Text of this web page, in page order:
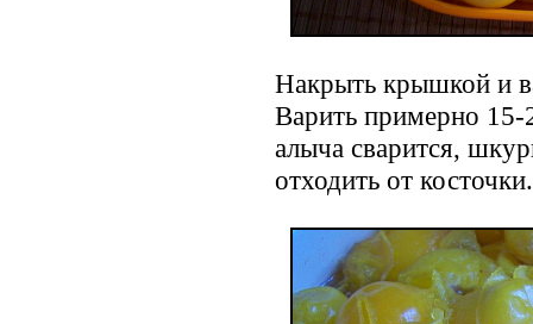
Накрыть крышкой и
Варить примерно 15-
алыча сварится,
отходить от косточки.